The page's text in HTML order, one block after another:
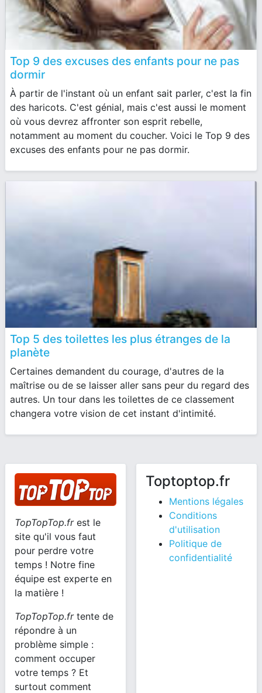
Top 9 des excuses des enfants pour ne pas
dormir
À partir de l'instant où un enfant sait parler, c'est la fin
des haricots. C'est génial, mais c'est aussi le moment
où vous devrez affronter son esprit rebelle,
notamment au moment du coucher. Voici le Top 9 des
excuses des enfants pour ne pas dormir.
Top 5 des toilettes les plus étranges de la
planète
Certaines demandent du courage, d'autres de la
maîtrise ou de se laisser aller sans peur du regard des
autres. Un tour dans les toilettes de ce classement
changera votre vision de cet instant d'intimité.
TopTopTop.frest le
site qu'il vous faut
pour perdre votre
temps ! Notre fine
équipe est experte en
la matière !
TopTopTop.frtente de
répondre à un
problème simple :
comment occuper
votre temps ? Et
surtout comment
Toptoptop.fr
Mentions légales
Conditions
d'utilisation
Politique de
confidentialité